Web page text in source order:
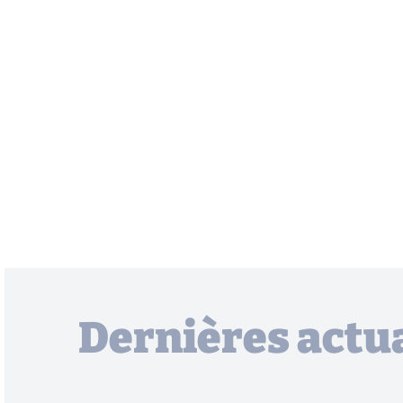
Dernières